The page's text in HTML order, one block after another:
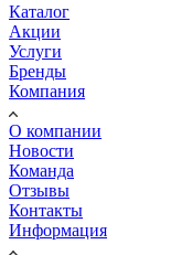
Каталог
Акции
Услуги
Бренды
Компания
О компании
Новости
Команда
Отзывы
Контакты
Информация